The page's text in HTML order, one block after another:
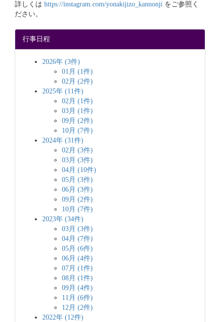
詳しくは https://instagram.com/yonakijizo_kannonji をご参照く
ださい。
行事日程
2026年 (3件)
01月 (1件)
02月 (2件)
2025年 (11件)
02月 (1件)
03月 (1件)
09月 (2件)
10月 (7件)
2024年 (31件)
02月 (3件)
03月 (3件)
04月 (10件)
05月 (3件)
06月 (3件)
09月 (2件)
10月 (7件)
2023年 (34件)
03月 (3件)
04月 (7件)
05月 (6件)
06月 (4件)
07月 (1件)
08月 (1件)
09月 (4件)
11月 (6件)
12月 (2件)
2022年 (12件)